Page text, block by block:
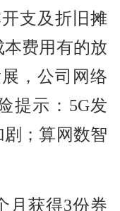
支及折旧摊
费用有的放
，公司网络
提示：5G发
；算网数智
月获得3份券